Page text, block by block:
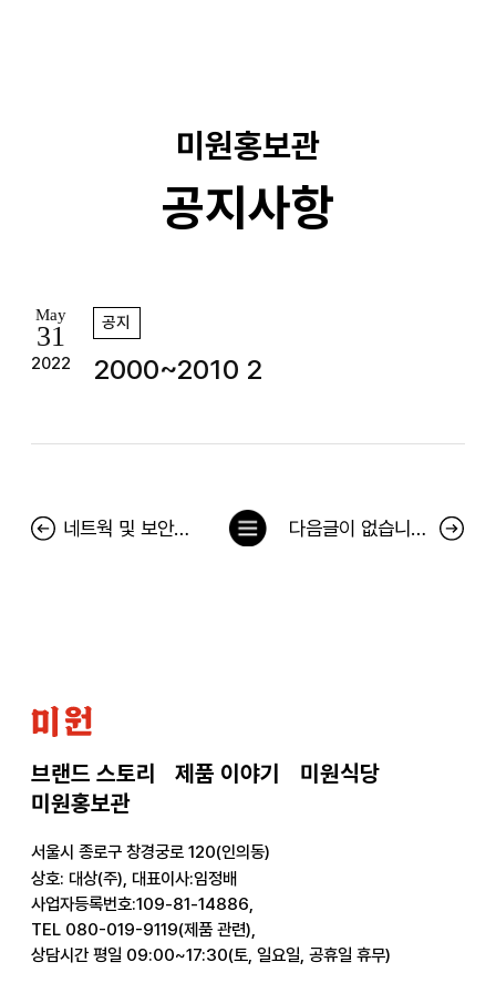
미원홍보관
공지사항
May
31
2022
공지
2000~2010 2
네트웍 및 보안장비 고도화 작업에 따른 서비스 일시 중지 안내 다음글이 없습니다.
목
브랜드 스토리 제품 이야기
미원식당
미원홍보관
미
서울시 종로구 창경궁로 120(인의동)
상호: 대상(주), 대표이사:임정배
사업자등록번호:109-81-14886,
TEL 080-019-9119(제품 관련),
상담시간 평일 09:00~17:30(토, 일요일, 공휴일 휴무)